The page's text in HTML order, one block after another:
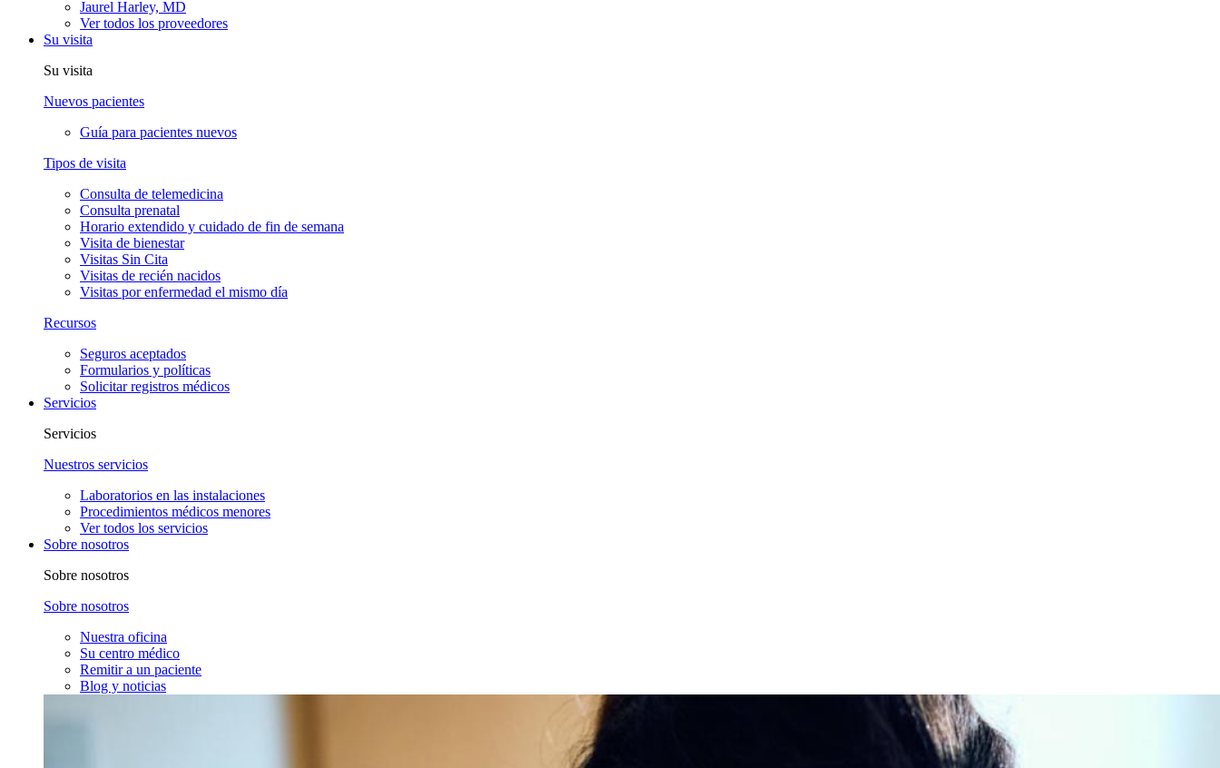
Jaurel Harley, MD
Ver todos los proveedores
Su visita
Su visita
Nuevos pacientes
Guía para pacientes nuevos
Tipos de visita
Consulta de telemedicina
Consulta prenatal
Horario extendido y cuidado de fin de semana
Visita de bienestar
Visitas Sin Cita
Visitas de recién nacidos
Visitas por enfermedad el mismo día
Recursos
Seguros aceptados
Formularios y políticas
Solicitar registros médicos
Servicios
Servicios
Nuestros servicios
Laboratorios en las instalaciones
Procedimientos médicos menores
Ver todos los servicios
Sobre nosotros
Sobre nosotros
Sobre nosotros
Nuestra oficina
Su centro médico
Remitir a un paciente
Blog y noticias